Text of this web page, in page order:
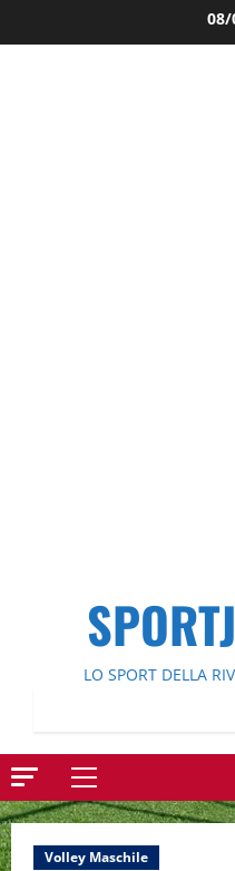
al
08/
LO SPORT DELLA
Menu
principale
Volley Maschile